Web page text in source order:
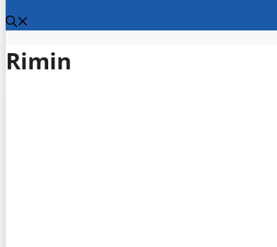
Rimin